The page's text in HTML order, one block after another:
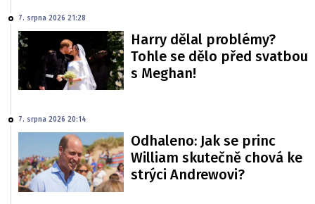
7. srpna 2026 21:28
Harry dělal problémy?
Tohle se dělo před svatbou
s Meghan!
7. srpna 2026 20:14
Odhaleno: Jak se princ
William skutečně chová ke
strýci Andrewovi?